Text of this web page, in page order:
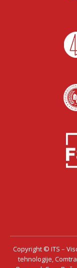
Copyright © ITS –
tehnologije,